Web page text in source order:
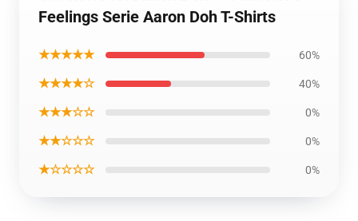
Feelings Serie Aaron Doh T-Shirts
★★★★★ 60%
★★★★☆ 40%
★★★☆☆ 0%
★★☆☆☆ 0%
★☆☆☆☆ 0%